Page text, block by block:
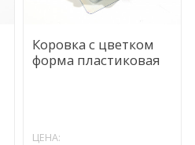
Коровка с цветком
форма пластиковая
ЦЕНА: